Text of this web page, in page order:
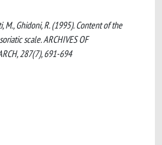
M., Ghidoni, R. (1995). Content of the
scale. ARCHIVES OF
287(7), 691-694